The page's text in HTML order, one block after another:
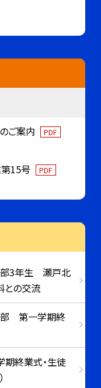
ご案内 PDF
第15号 PDF
3年生 瀬戸北
との交流
第一学期終
終業式・生徒